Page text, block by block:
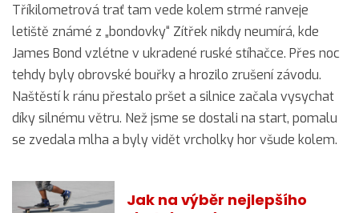
Tříkilometrová trať tam vede kolem strmé ranveje
letiště známé z „bondovky“ Zítřek nikdy neumírá, kde
James Bond vzlétne v ukradené ruské stíhačce. Přes noc
tehdy byly obrovské bouřky a hrozilo zrušení závodu.
Naštěstí k ránu přestalo pršet a silnice začala vysychat
díky silnému větru. Než jsme se dostali na start, pomalu
se zvedala mlha a byly vidět vrcholky hor všude kolem.
Jak na výběr nejlepšího